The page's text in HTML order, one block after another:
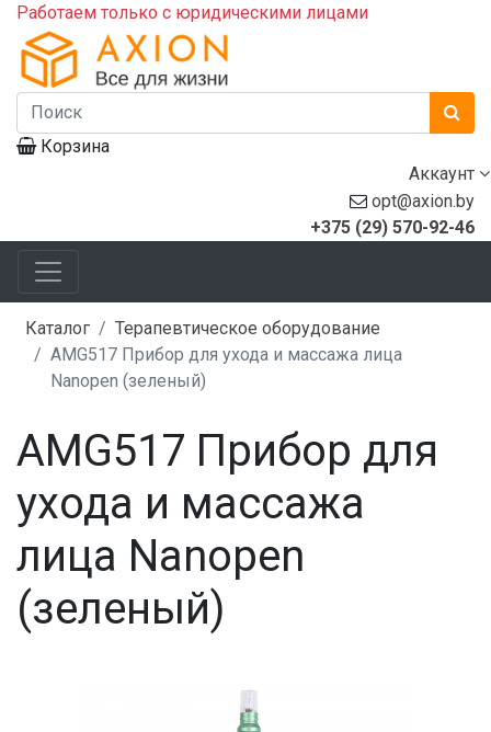
Работаем только с юридическими лицами
Корзина
Аккаунт
opt@axion.by
+375 (29) 570-92-46
Каталог
Терапевтическое оборудование
AMG517 Прибор для ухода и массажа лица
Nanopen (зеленый)
AMG517 Прибор для
ухода и массажа
лица Nanopen
(зеленый)